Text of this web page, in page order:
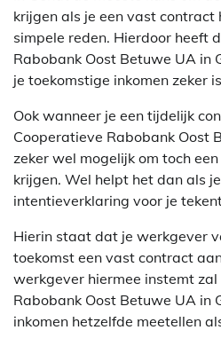
krijgen als je een vast contract
simpele reden. Hierdoor heeft
Rabobank Oost Betuwe UA in
je toekomstige inkomen zeker
Ook wanneer je een tijdelijk
Cooperatieve Rabobank Oost
zeker wel mogelijk om toch
krijgen. Wel helpt het dan als
intentieverklaring voor je
Hierin staat dat je werkgever
toekomst een vast contract
werkgever hiermee instemt
Rabobank Oost Betuwe UA in
inkomen hetzelfde meetellen